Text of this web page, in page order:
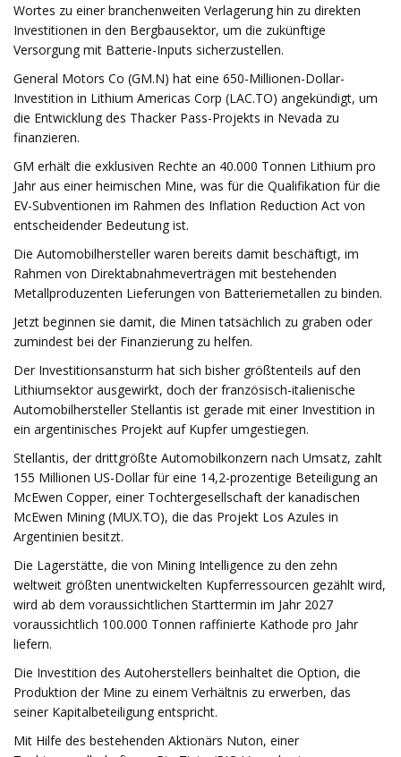
Wortes zu einer branchenweiten Verlagerung hin zu direkten
Investitionen in den Bergbausektor, um die zukünftige
Versorgung mit Batterie-Inputs sicherzustellen.
General Motors Co (GM.N) hat eine 650-Millionen-Dollar-
Investition in Lithium Americas Corp (LAC.TO) angekündigt, um
die Entwicklung des Thacker Pass-Projekts in Nevada zu
finanzieren.
GM erhält die exklusiven Rechte an 40.000 Tonnen Lithium pro
Jahr aus einer heimischen Mine, was für die Qualifikation für die
EV-Subventionen im Rahmen des Inflation Reduction Act von
entscheidender Bedeutung ist.
Die Automobilhersteller waren bereits damit beschäftigt, im
Rahmen von Direktabnahmeverträgen mit bestehenden
Metallproduzenten Lieferungen von Batteriemetallen zu binden.
Jetzt beginnen sie damit, die Minen tatsächlich zu graben oder
zumindest bei der Finanzierung zu helfen.
Der Investitionsansturm hat sich bisher größtenteils auf den
Lithiumsektor ausgewirkt, doch der französisch-italienische
Automobilhersteller Stellantis ist gerade mit einer Investition in
ein argentinisches Projekt auf Kupfer umgestiegen.
Stellantis, der drittgrößte Automobilkonzern nach Umsatz, zahlt
155 Millionen US-Dollar für eine 14,2-prozentige Beteiligung an
McEwen Copper, einer Tochtergesellschaft der kanadischen
McEwen Mining (MUX.TO), die das Projekt Los Azules in
Argentinien besitzt.
Die Lagerstätte, die von Mining Intelligence zu den zehn
weltweit größten unentwickelten Kupferressourcen gezählt wird,
wird ab dem voraussichtlichen Starttermin im Jahr 2027
voraussichtlich 100.000 Tonnen raffinierte Kathode pro Jahr
liefern.
Die Investition des Autoherstellers beinhaltet die Option, die
Produktion der Mine zu einem Verhältnis zu erwerben, das
seiner Kapitalbeteiligung entspricht.
Mit Hilfe des bestehenden Aktionärs Nuton, einer